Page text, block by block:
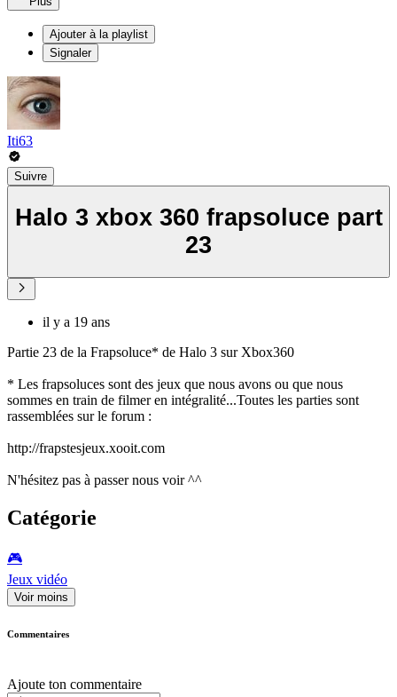
Ajouter à la playlist
Signaler
Iti63
Suivre
Halo 3 xbox 360 frapsoluce part
23
il y a 19 ans
Partie 23 de la Frapsoluce* de Halo 3 sur Xbox360
* Les frapsoluces sont des jeux que nous avons ou que nous
sommes en train de filmer en intégralité...Toutes les parties sont
rassemblées sur le forum :
http://frapstesjeux.xooit.com
N'hésitez pas à passer nous voir ^^
Catégorie
🎮️
Jeux vidéo
Voir moins
Commentaires
Ajoute ton commentaire